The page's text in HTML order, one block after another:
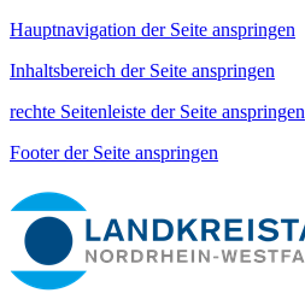
Hauptnavigation der Seite anspringen
Inhaltsbereich der Seite anspringen
rechte Seitenleiste der Seite anspringen
Footer der Seite anspringen